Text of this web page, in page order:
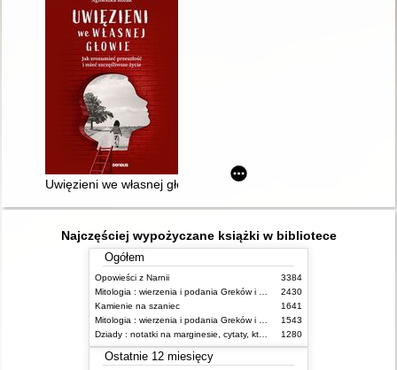
Uwięzieni we własnej głowie : jak zrozumieć przeszłość i mieć
Najczęściej wypożyczane książki w bibliotece
Ogółem
Opowieści z Narnii
3384
2430
Kamienie na szaniec
1641
1543
1280
Ostatnie 12 miesięcy